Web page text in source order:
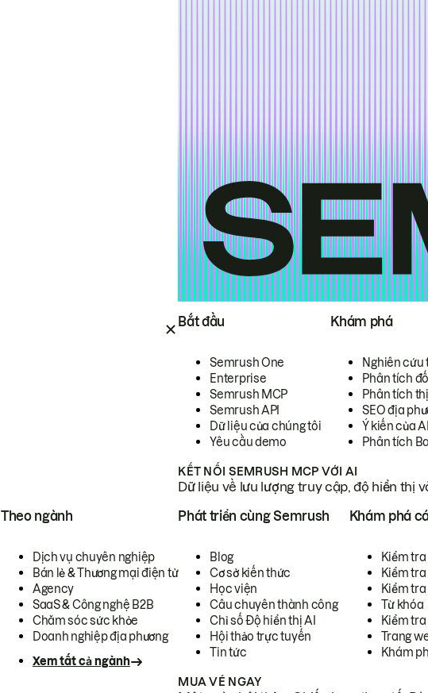
Bắt đầu
Semrush One
Enterprise
Semrush MCP
Semrush API
Dữ liệu của chúng tôi
Yêu cầu demo
Khám phá
Nghiên cứu
Phân tích
Phân tích
SEO địa
Ý kiến của
Phân tích
KẾT NỐI SEMRUSH MCP VỚI AI
Dữ liệu về lưu lượng truy cập, độ hiển thị
Theo ngành
Dịch vụ chuyên nghiệp
Bán lẻ & Thương mại điện tử
Agency
SaaS & Công nghệ B2B
Chăm sóc sức khỏe
Doanh nghiệp địa phương
Xem tất cả ngành
Phát triển cùng Semrush
Blog
Cơ sở kiến thức
Học viện
Câu chuyên thành công
Chỉ số Độ hiển thị AI
Hội thảo trực tuyến
Tin tức
Khám phá
Kiểm
Kiểm tra
Kiểm
Từ khóa
Kiểm
Trang
Khám
MUA VÉ NGAY